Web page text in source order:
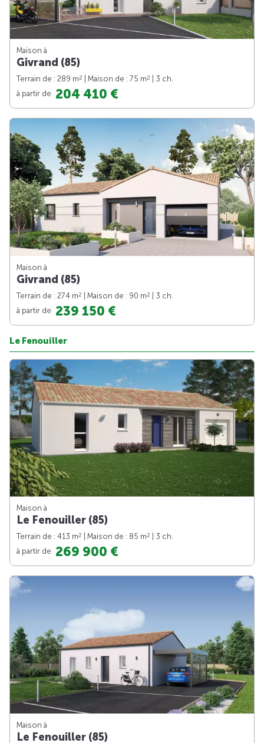
Maison à
Givrand (85)
Terrain de : 289 m2 | Maison de : 75 m2
| 3 ch.
à partir de 204 410 €
Maison à
Givrand (85)
Terrain de : 274 m2 | Maison de : 90 m2
| 3 ch.
à partir de 239 150 €
Le Fenouiller
Maison à
Le Fenouiller (85)
Terrain de : 413 m2 | Maison de : 85 m2
| 3 ch.
à partir de 269 900 €
Maison à
Le Fenouiller (85)